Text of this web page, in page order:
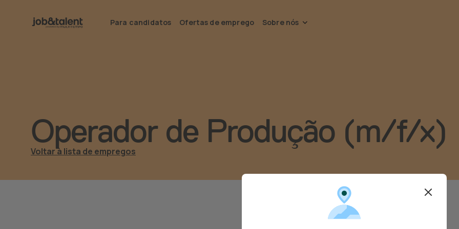
Para candidatos Ofertas de emprego Sobre nós
Operador de Produção (m/f/x)
Voltar à lista de empregos